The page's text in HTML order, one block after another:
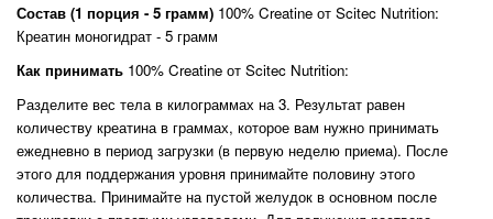
Состав (1 порция - 5 грамм) 100% Creatine от Scitec Nutrition:
Креатин моногидрат - 5 грамм
Как принимать 100% Creatine от Scitec Nutrition:
Разделите вес тела в килограммах на 3. Результат равен
количеству креатина в граммах, которое вам нужно принимать
ежедневно в период загрузки (в первую неделю приема). После
этого для поддержания уровня принимайте половину этого
количества. Принимайте на пустой желудок в основном после